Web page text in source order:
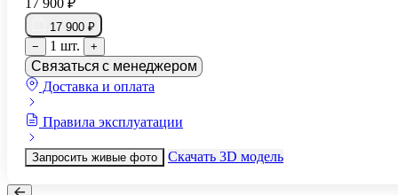
17 900 ₽
−
1 шт. +
Связаться с менеджером
Доставка и оплата
Правила эксплуатации
Запросить живые фото Скачать 3D модель